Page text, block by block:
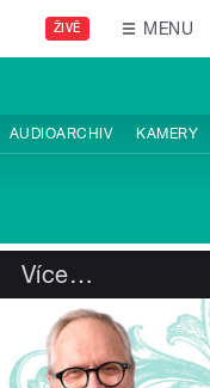
ŽIVĚ MENU
AUDIOARCHIV KAMERY
Více…